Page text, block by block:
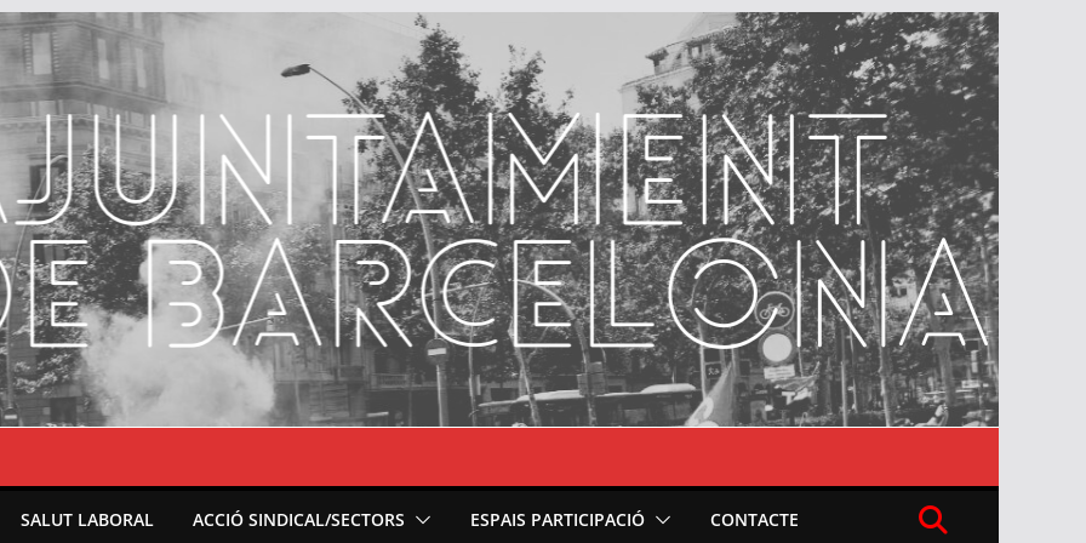
SALUT LABORAL ACCIÓ SINDICAL/SECTORS ESPAIS PARTICIPACIÓ CONTACTE